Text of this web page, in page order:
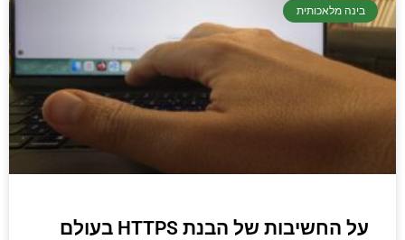
בינה מלאכותית
על החשיבות של הבנת HTTPS בעולם